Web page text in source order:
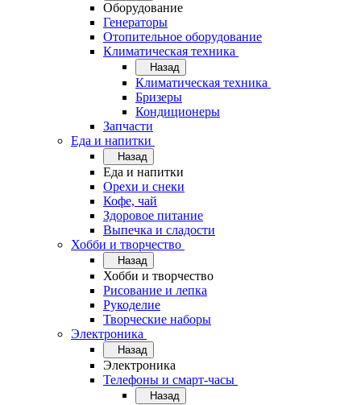
Оборудование
Генераторы
Отопительное оборудование
Климатическая техника
Назад
Климатическая техника
Бризеры
Кондиционеры
Запчасти
Еда и напитки
Назад
Еда и напитки
Орехи и снеки
Кофе, чай
Здоровое питание
Выпечка и сладости
Хобби и творчество
Назад
Хобби и творчество
Рисование и лепка
Рукоделие
Творческие наборы
Электроника
Назад
Электроника
Телефоны и смарт-часы
Назад